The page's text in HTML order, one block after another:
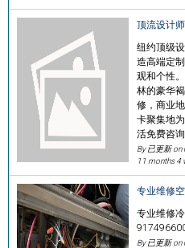
顶流设计
纽约顶级
造高端定
观和个性
林的豪华
修，商业
卡聚集地
活免费咨
By 已更新 on
11 months 4
专业维修
专业维修
By 已更新 on